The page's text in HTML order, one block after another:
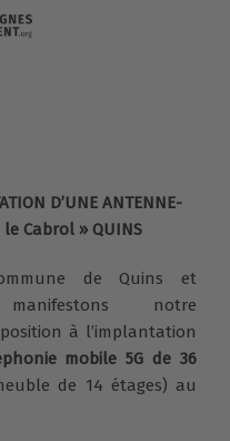
D’UNE ANTENNE-
Cabrol » QUINS
de Quins et
notre
à l’implantation
mobile 5G de 36
de 14 étages) au